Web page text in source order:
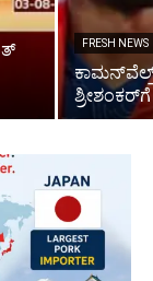
FRESH NEWS
ಕಾಮನ್‌ವೆಲ್ತ್
ಶ್ರೀಶಂಕರ್‌ಗೆ